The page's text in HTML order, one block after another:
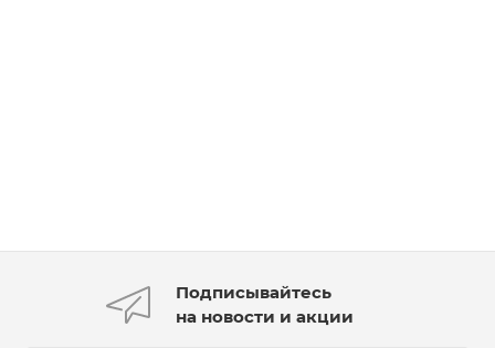
Подписывайтесь
на новости и акции